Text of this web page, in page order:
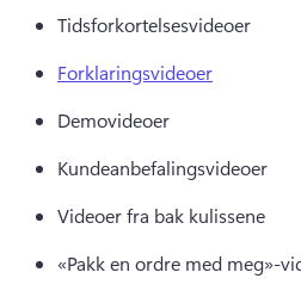
Tidsforkortelsesvideoer
Forklaringsvideoer
Demovideoer
Kundeanbefalingsvideoer
Videoer fra bak kulissene
«Pakk en ordre med meg»-